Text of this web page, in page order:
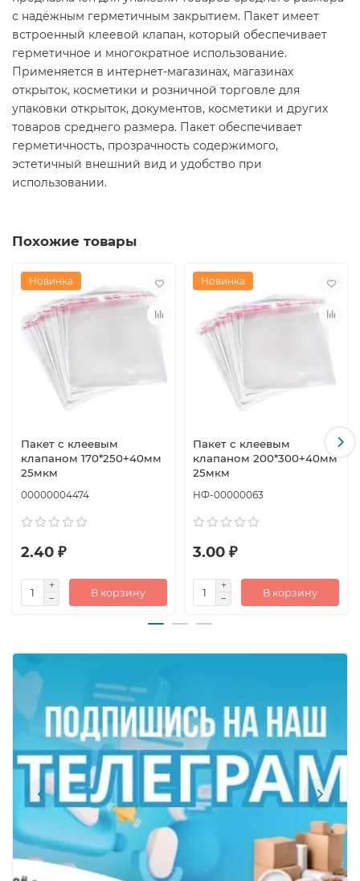
с надёжным герметичным закрытием. Пакет имеет
встроенный клеевой клапан, который обеспечивает
герметичное и многократное использование.
Применяется в интернет-магазинах, магазинах
открыток, косметики и розничной торговле для
упаковки открыток, документов, косметики и других
товаров среднего размера. Пакет обеспечивает
герметичность, прозрачность содержимого,
эстетичный внешний вид и удобство при
использовании.
Похожие товары
Новинка
Пакет с клеевым
клапаном 170*250+40мм
25мкм
00000004474
2.40 ₽
В корзину
Новинка
Пакет с клеевым
клапаном 200*300+40мм
25мкм
НФ-00000063
3.00 ₽
В корзину